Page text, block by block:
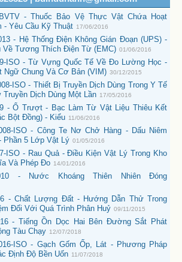
BVTV - Thuốc Bảo Vệ Thực Vật Chứa Hoạt
- Yêu Cầu Kỹ Thuật 17/06/2016
- Hệ Thống Điện Không Gián Đoạn (UPS) -
Về Tương Thích Điện Từ (EMC) 01/06/2016
ISO - Từ Vựng Quốc Tế Về Đo Lường Học -
Ngữ Chung Và Cơ Bản (VIM) 30/12/2015
ISO - Thiết Bị Truyền Dịch Dùng Trong Y Tế
Truyền Dịch Dùng Một Lần 17/05/2016
- Ổ Trượt - Bạc Làm Từ Vật Liệu Thiêu Kết
Bột Đồng) - Kiểu 11/06/2016
ISO - Công Te Nơ Chở Hàng - Dấu Niêm
Phần 5 Lớp Vật Lý 01/05/2016
ISO - Rau Quả - Điều Kiện Vật Lý Trong Kho
Và Phép Đo 14/01/2016
- Nước Khoáng Thiên Nhiên Đóng
- Chất Lượng Đất - Hướng Dẫn Thử Trong
Đối Với Quá Trình Phân Huỷ 09/11/2015
- Tiếng Ồn Dọc Hai Bên Đường Sắt Phát
Tàu Chạy 12/07/2018
ISO - Gạch Gốm Ốp, Lát - Phương Pháp
Định Độ Bền Uốn 11/07/2018